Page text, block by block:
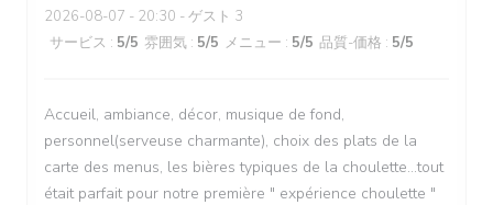
2026-08-07 - 20:30 - ゲスト 3
サービス : 5/5 雰囲気 : 5/5 メニュー : 5/5 品質-価格 : 5/5
Accueil, ambiance, décor, musique de fond,
personnel(serveuse charmante), choix des plats de la
carte des menus, les bières typiques de la choulette...tout
était parfait pour notre première " expérience choulette "